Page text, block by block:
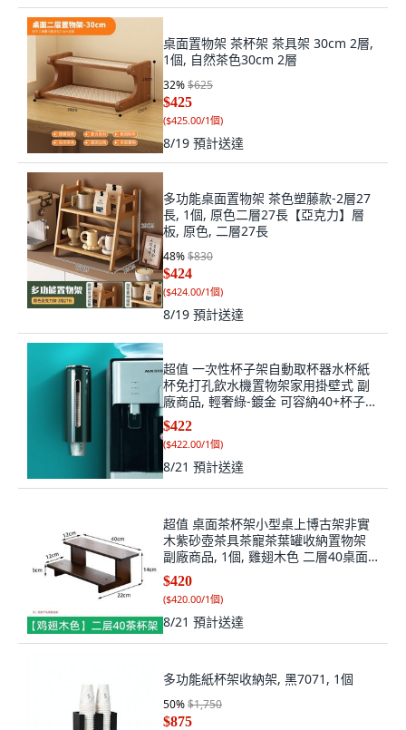
桌面置物架 茶杯架 茶具架 30cm 2層,
1個, 自然茶色30cm 2層
32%$625
$425
($425.00/1個)
8/19 預計送達
多功能桌面置物架 茶色塑藤款-2層27
長, 1個, 原色二層27長【亞克力】層
板, 原色, 二層27長
48%$830
$424
($424.00/1個)
8/19 預計送達
超值 一次性杯子架自動取杯器水杯紙
杯免打孔飲水機置物架家用掛壁式 副
廠商品, 輕奢綠-鍍金 可容納40+杯子
+背膠, 1個
$422
($422.00/1個)
8/21 預計送達
超值 桌面茶杯架小型桌上博古架非實
木紫砂壺茶具茶寵茶葉罐收納置物架
副廠商品, 1個, 雞翅木色 二層40桌面
茶杯架
$420
($420.00/1個)
8/21 預計送達
多功能紙杯架收納架, 黑7071, 1個
50%$1,750
$875